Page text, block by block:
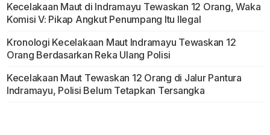
Kecelakaan Maut di Indramayu Tewaskan 12 Orang, Waka
Komisi V: Pikap Angkut Penumpang Itu Ilegal
Kronologi Kecelakaan Maut Indramayu Tewaskan 12
Orang Berdasarkan Reka Ulang Polisi
Kecelakaan Maut Tewaskan 12 Orang di Jalur Pantura
Indramayu, Polisi Belum Tetapkan Tersangka